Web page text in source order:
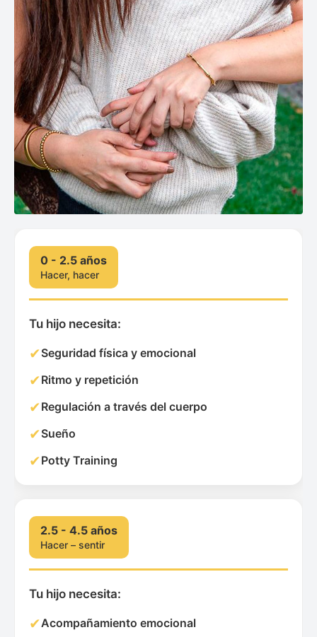
0 - 2.5 años
Hacer, hacer
Tu hijo necesita:
✔Seguridad física y emocional
✔Ritmo y repetición
✔Regulación a través del cuerpo
✔Sueño
✔Potty Training
2.5 - 4.5 años
Hacer – sentir
Tu hijo necesita:
✔Acompañamiento emocional